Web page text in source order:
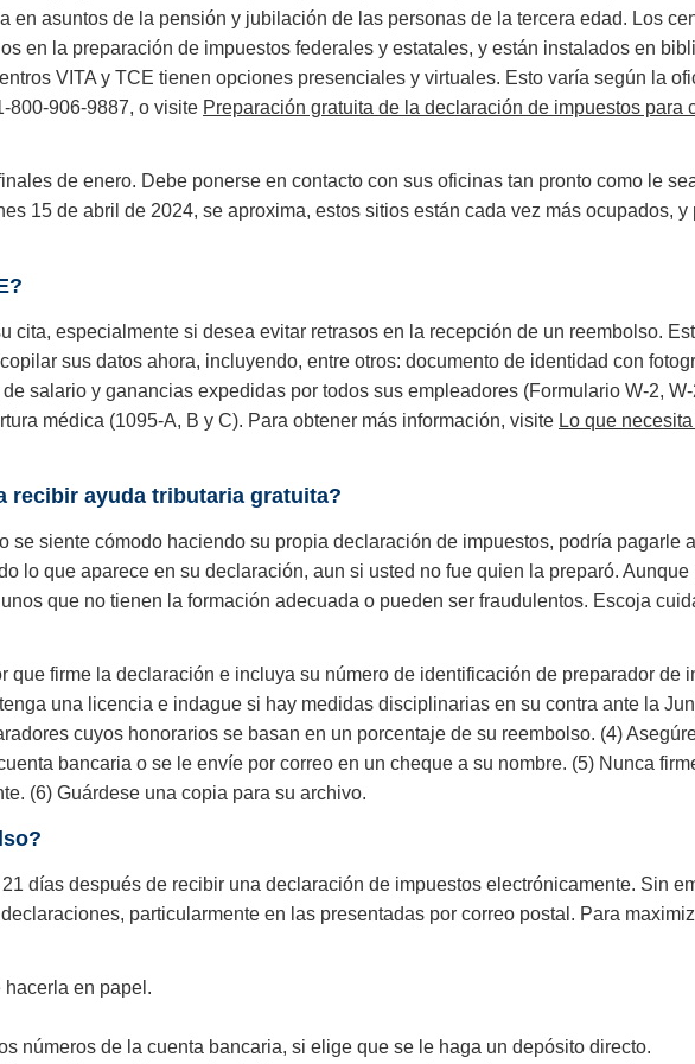
asuntos de la pensión y jubilación de las personas de la tercera edad. Los
en la preparación de impuestos federales y estatales, y están instalados en
VITA y TCE tienen opciones presenciales y virtuales. Esto varía según la
800-906-9887, o visite Preparación gratuita de la declaración de impuestos para
de enero. Debe ponerse en contacto con sus oficinas tan pronto como le
15 de abril de 2024, se aproxima, estos sitios están cada vez más ocupados,
cita, especialmente si desea evitar retrasos en la recepción de un reembolso.
sus datos ahora, incluyendo, entre otros: documento de identidad con
salario y ganancias expedidas por todos sus empleadores (Formulario W-2,
médica (1095-A, B y C). Para obtener más información, visite Lo que
recibir ayuda tributaria gratuita?
se siente cómodo haciendo su propia declaración de impuestos, podría pagarle
lo que aparece en su declaración, aun si usted no fue quien la preparó.
que no tienen la formación adecuada o pueden ser fraudulentos. Escoja
firme la declaración e incluya su número de identificación de preparador de
una licencia e indague si hay medidas disciplinarias en su contra ante la
cuyos honorarios se basan en un porcentaje de su reembolso. (4)
bancaria o se le envíe por correo en un cheque a su nombre. (5) Nunca
(6) Guárdese una copia para su archivo.
días después de recibir una declaración de impuestos electrónicamente. Sin
particularmente en las presentadas por correo postal. Para
en papel.
números de la cuenta bancaria, si elige que se le haga un depósito directo.